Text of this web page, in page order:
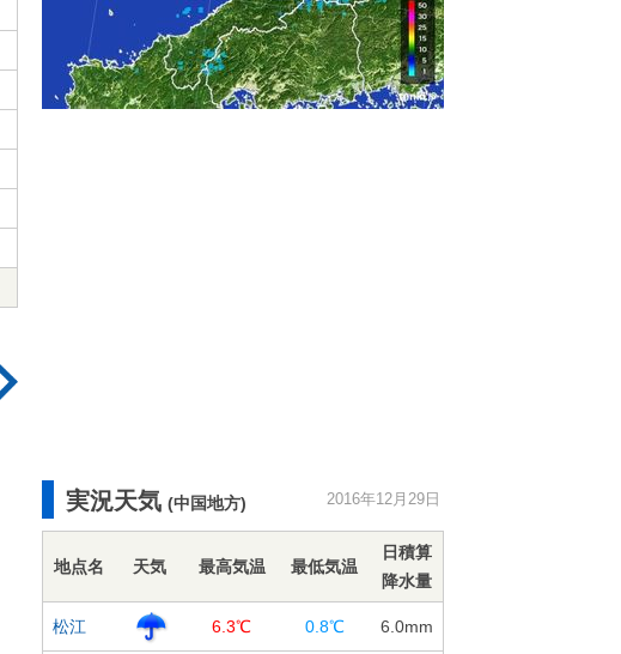
実況天気 (中国地方) 2016年12月29日
地点名 天気 最高気温 最低気温
日積算
降水量
松江 6.3℃ 0.8℃ 6.0mm